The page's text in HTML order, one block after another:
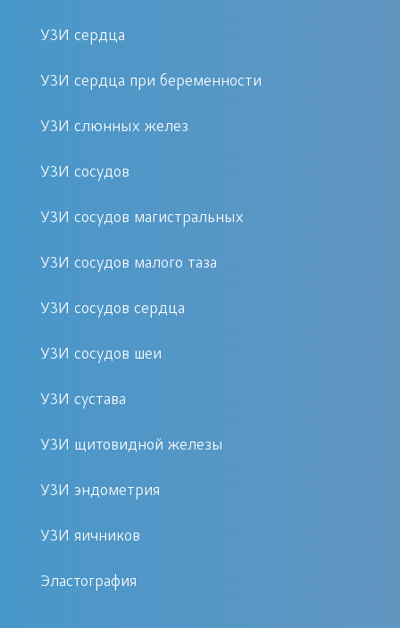
Рекомендуется надеть удобную
начала исследования для оформления
об этом врачу заранее.
Реабилитация и уход после
сочленения не требуется
специального ухода или
исследования будут предоставлены
даст рекомендации по дальнейшим
действиям, если это необходимо.
активности после УЗИ нет.
УЗИ сердца
УЗИ сердца при беременности
УЗИ слюнных желез
УЗИ сосудов
УЗИ сосудов магистральных
УЗИ сосудов малого таза
УЗИ сосудов сердца
УЗИ сосудов шеи
УЗИ сустава
УЗИ щитовидной железы
УЗИ эндометрия
УЗИ яичников
Эластография